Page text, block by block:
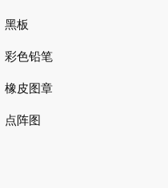
黑板
彩色铅笔
橡皮图章
点阵图